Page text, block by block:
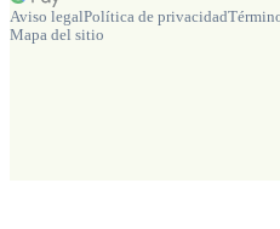
Aviso legalPolítica de privacidad
Mapa del sitio